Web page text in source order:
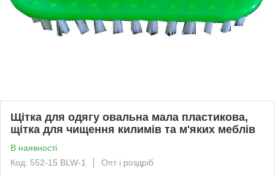
Щітка для одягу овальна мала пластикова,
щітка для чищення килимів та м'яких меблів
В наявності
Код: 552-15 BLW-1
Опт і роздріб